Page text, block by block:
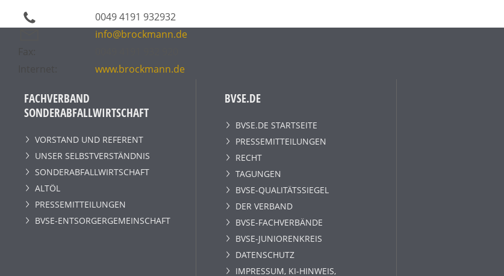
0049 4191 932932
info@brockmann.de
www.brockmann.de
FACHVERBAND
SONDERABFALLWIRTSCHAFT
VORSTAND UND REFERENT
UNSER SELBSTVERSTÄNDNIS
SONDERABFALLWIRTSCHAFT
ALTÖL
PRESSEMITTEILUNGEN
BVSE-ENTSORGERGEMEINSCHAFT
BVSE.DE
BVSE.DE STARTSEITE
PRESSEMITTEILUNGEN
RECHT
TAGUNGEN
BVSE-QUALITÄTSSIEGEL
DER VERBAND
BVSE-FACHVERBÄNDE
BVSE-JUNIORENKREIS
DATENSCHUTZ
IMPRESSUM, KI-HINWEIS,